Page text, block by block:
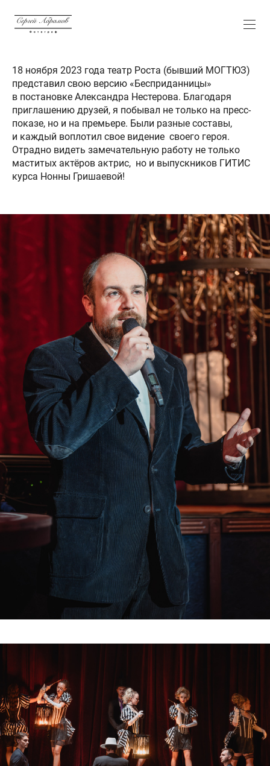
18 ноября 2023 года театр Роста (бывший МОГТЮЗ)
представил свою версию «Бесприданницы»
в постановке Александра Нестерова. Благодаря
приглашению друзей, я побывал не только на пресс-
показе, но и на премьере. Были разные составы,
и каждый воплотил свое видение своего героя.
Отрадно видеть замечательную работу не только
маститых актёров актрис, но и выпускников ГИТИС
курса Нонны Гришаевой!